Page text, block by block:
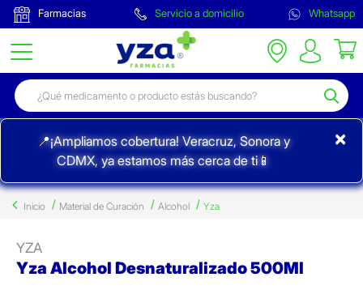
Farmacias Servicio a domicilio Whatsapp
📍¡Ampliamos cobertura! Veracruz, Sonora y
CDMX, ya estamos más cerca de ti📱
×
Inicio Material de Curación Alcohol Yza
YZA
Yza Alcohol Desnaturalizado 500Ml